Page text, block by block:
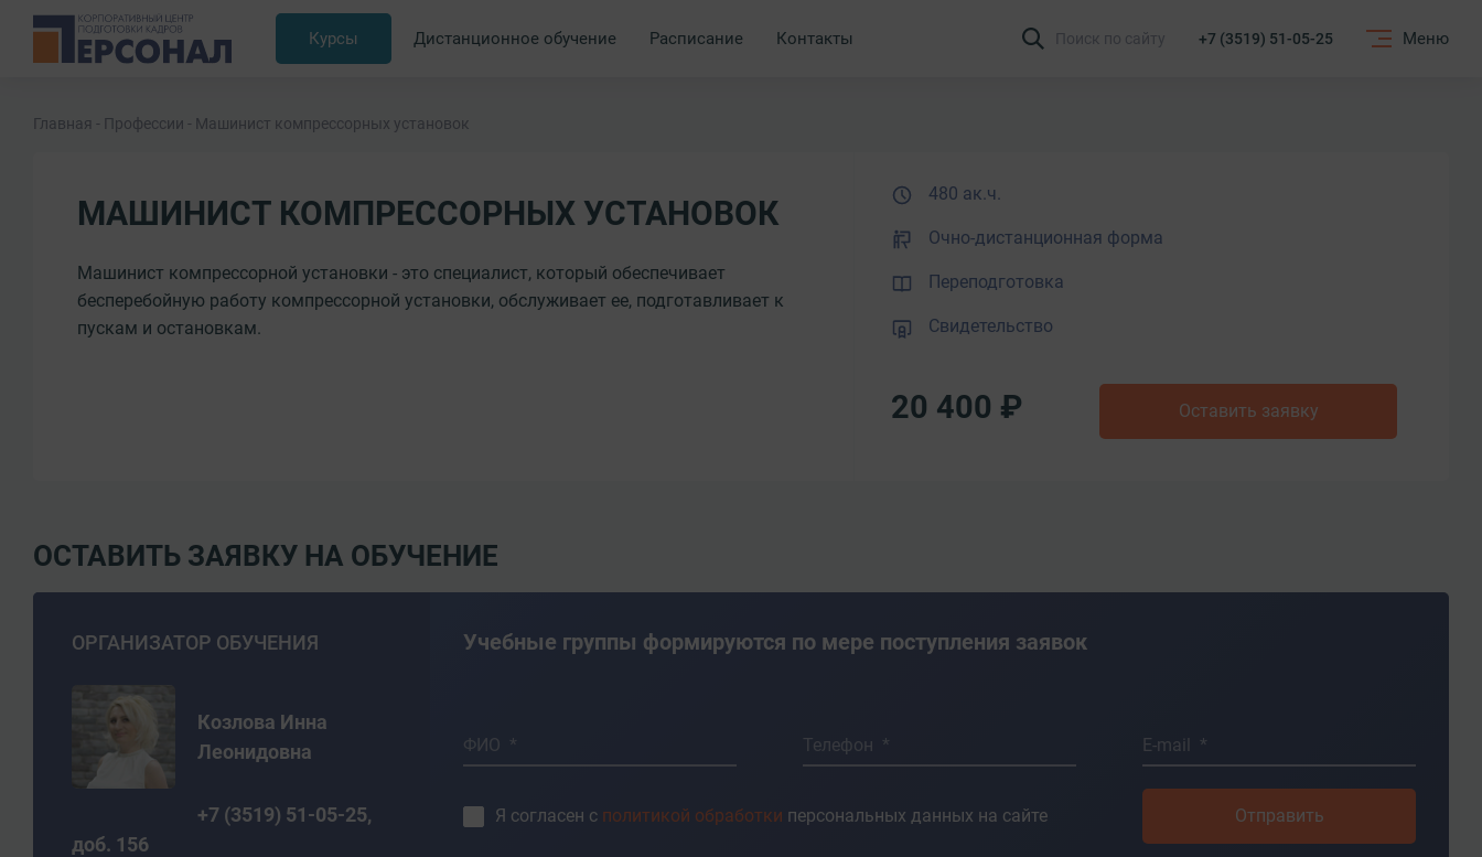
Курсы Дистанционное обучение Расписание Контакты Поиск по сайту +7 (3519) 51-05-25 Меню
Главная Профессии Машинист компрессорных установок
МАШИНИСТ КОМПРЕССОРНЫХ УСТАНОВОК
Машинист компрессорной установки - это специалист, который обеспечивает
бесперебойную работу компрессорной установки, обслуживает ее, подготавливает к
пускам и остановкам.
480 ак.ч.
Очно-дистанционная форма
Переподготовка
Свидетельство
20 400 ₽ Оставить заявку
ОСТАВИТЬ ЗАЯВКУ НА ОБУЧЕНИЕ
ОРГАНИЗАТОР ОБУЧЕНИЯ
Козлова Инна
Леонидовна
+7 (3519) 51-05-25,
доб. 156
Учебные группы формируются по мере поступления заявок
ФИО * Телефон * E-mail *
Я согласен с политикой обработки персональных данных на сайте Отправить